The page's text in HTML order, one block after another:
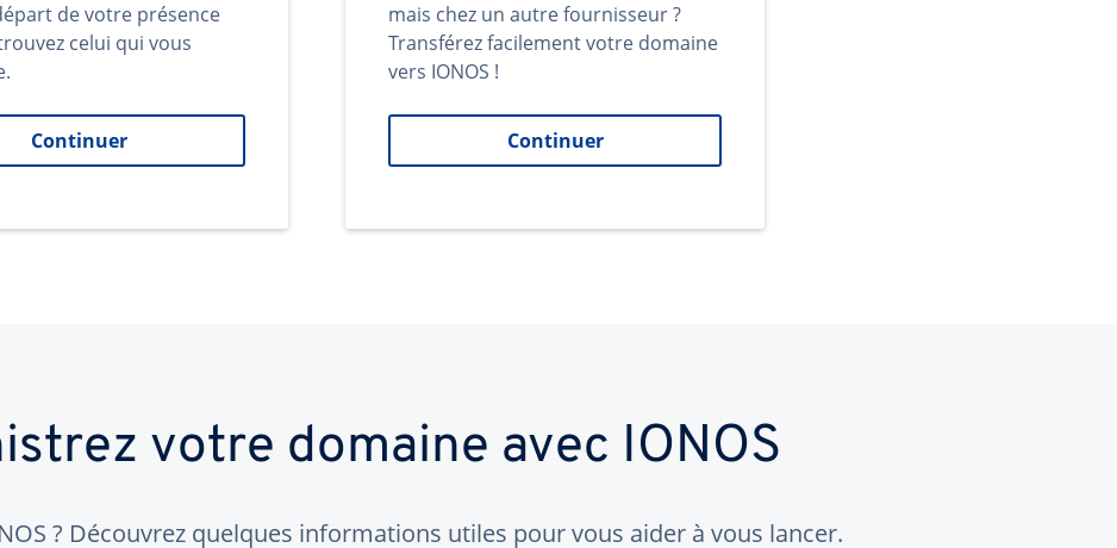
de votre présence
celui qui vous
Continuer
mais chez un autre fournisseur ?
Transférez facilement votre domaine
vers IONOS !
Continuer
votre domaine avec IONOS
? Découvrez quelques informations utiles pour vous aider à vous lancer.